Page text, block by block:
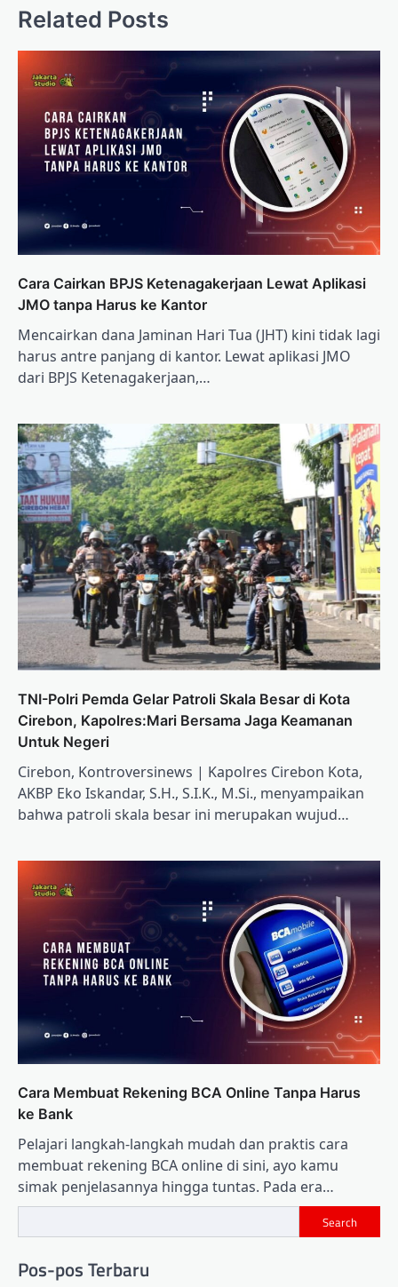
Related Posts
Cara Cairkan BPJS Ketenagakerjaan Lewat Aplikasi
JMO tanpa Harus ke Kantor
Mencairkan dana Jaminan Hari Tua (JHT) kini tidak lagi
harus antre panjang di kantor. Lewat aplikasi JMO
dari BPJS Ketenagakerjaan,…
TNI-Polri Pemda Gelar Patroli Skala Besar di Kota
Cirebon, Kapolres:Mari Bersama Jaga Keamanan
Untuk Negeri
Cirebon, Kontroversinews | Kapolres Cirebon Kota,
AKBP Eko Iskandar, S.H., S.I.K., M.Si., menyampaikan
bahwa patroli skala besar ini merupakan wujud…
Cara Membuat Rekening BCA Online Tanpa Harus
ke Bank
Pelajari langkah-langkah mudah dan praktis cara
membuat rekening BCA online di sini, ayo kamu
simak penjelasannya hingga tuntas. Pada era…
Search
Pos-pos Terbaru